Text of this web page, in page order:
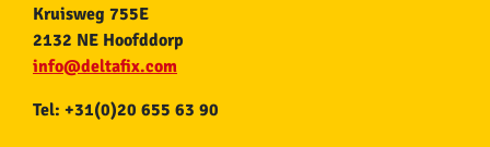
Kruisweg 755E
2132 NE Hoofddorp
info@deltafix.com
Tel: +31(0)20 655 63 90